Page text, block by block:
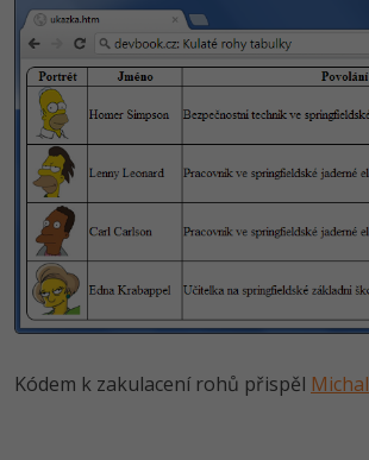
Kódem k zakulacení rohů přispěl Michal